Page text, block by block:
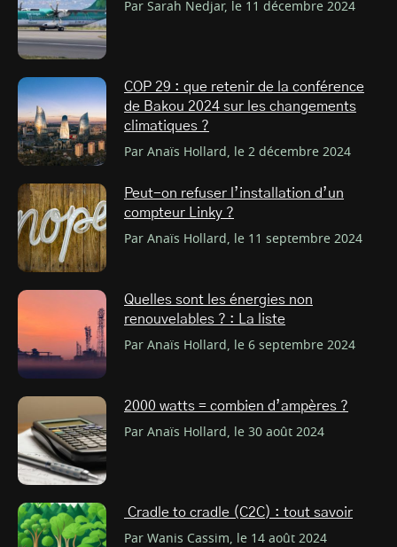
Par Sarah Nedjar, le 11 décembre 2024
COP 29 : que retenir de la conférence
de Bakou 2024 sur les changements
climatiques ?
Par Anaïs Hollard, le 2 décembre 2024
Peut-on refuser l’installation d’un
compteur Linky ?
Par Anaïs Hollard, le 11 septembre 2024
Quelles sont les énergies non
renouvelables ? : La liste
Par Anaïs Hollard, le 6 septembre 2024
2000 watts = combien d’ampères ?
Par Anaïs Hollard, le 30 août 2024
Cradle to cradle (C2C) : tout savoir
Par Wanis Cassim, le 14 août 2024